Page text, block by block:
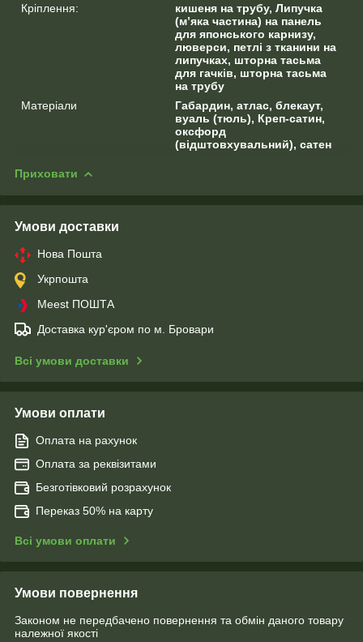
Кріплення:
кишеня на трубу, Липучка
(м’яка частина) на панель
для японського карнизу,
люверси, петлі з тканини на
липучках, шторна тасьма
для гачків, шторна тасьма
на трубу
Матеріали
Габардин, атлас, блекаут,
вуаль (тюль), Креп-сатин,
оксфорд
(відштовхувальний), сатен
Приховати
Умови доставки
Нова Пошта
Укрпошта
Meest ПОШТА
Доставка кур'єром по м. Бровари
Всі умови доставки
Умови оплати
Оплата на рахунок
Оплата за реквізитами
Безготівковий розрахунок
Переказ 50% на карту
Всі умови оплати
Умови повернення
Законом не передбачено повернення та обмін даного товару
належної якості